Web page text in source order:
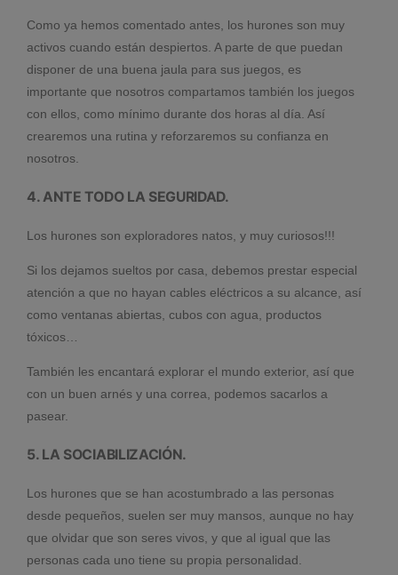
Como ya hemos comentado antes, los hurones son muy
activos cuando están despiertos. A parte de que puedan
disponer de una buena jaula para sus juegos, es
importante que nosotros compartamos también los juegos
con ellos, como mínimo durante dos horas al día. Así
crearemos una rutina y reforzaremos su confianza en
nosotros.
4. ANTE TODO LA SEGURIDAD.
Los hurones son exploradores natos, y muy curiosos!!!
Si los dejamos sueltos por casa, debemos prestar especial
atención a que no hayan cables eléctricos a su alcance, así
como ventanas abiertas, cubos con agua, productos
tóxicos…
También les encantará explorar el mundo exterior, así que
con un buen arnés y una correa, podemos sacarlos a
pasear.
5. LA SOCIABILIZACIÓN.
Los hurones que se han acostumbrado a las personas
desde pequeños, suelen ser muy mansos, aunque no hay
que olvidar que son seres vivos, y que al igual que las
personas cada uno tiene su propia personalidad.